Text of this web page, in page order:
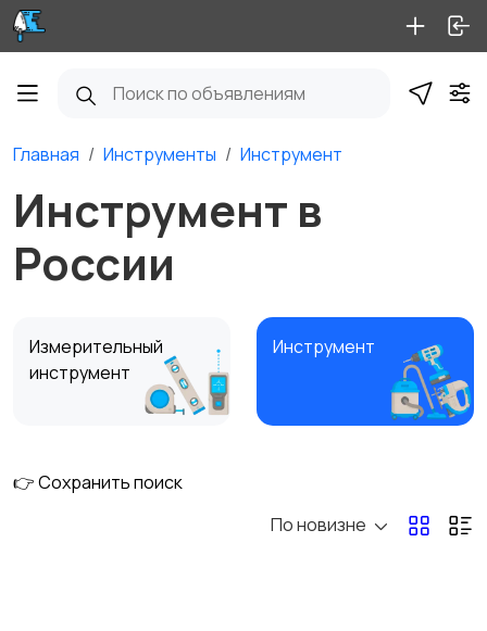
Главная Инструменты Инструмент
Инструмент в
России
Измерительный
инструмент
Инструмент
👉 Сохранить поиск
По новизне